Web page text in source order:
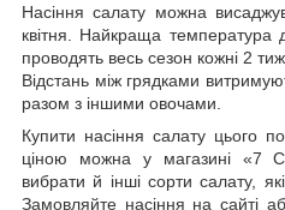
Насіння салату можна
квітня. Найкраща температура
проводять весь сезон кожні 2
Відстань між грядками
разом з іншими овочами.
Купити насіння салату цього
ціною можна у магазині «7
вибрати й інші сорти салату,
Замовляйте насіння на сайті